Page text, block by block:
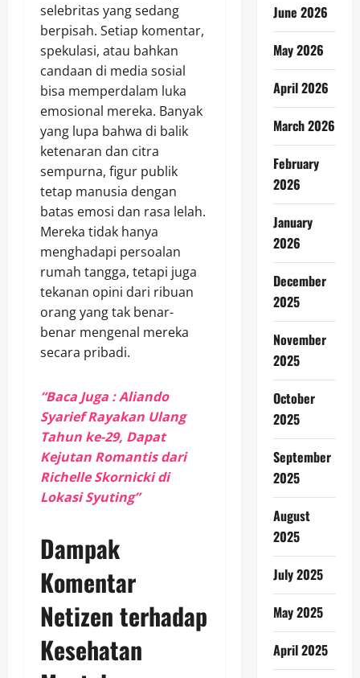
selebritas yang sedang
berpisah. Setiap komentar,
spekulasi, atau bahkan
candaan di media sosial
bisa memperdalam luka
emosional mereka. Banyak
yang lupa bahwa di balik
ketenaran dan citra
sempurna, figur publik
tetap manusia dengan
batas emosi dan rasa lelah.
Mereka tidak hanya
menghadapi persoalan
rumah tangga, tetapi juga
tekanan opini dari ribuan
orang yang tak benar-
benar mengenal mereka
secara pribadi.
“Baca Juga : Aliando
Syarief Rayakan Ulang
Tahun ke-29, Dapat
Kejutan Romantis dari
Richelle Skornicki di
Lokasi Syuting”
Dampak
Komentar
Netizen terhadap
Kesehatan
June 2026
May 2026
April 2026
March 2026
February
2026
January
2026
December
2025
November
2025
October
2025
September
2025
August
2025
July 2025
May 2025
April 2025